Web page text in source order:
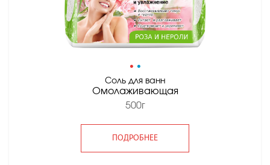
• •
Соль для ванн
Омолаживающая
500г
ПОДРОБНЕЕ